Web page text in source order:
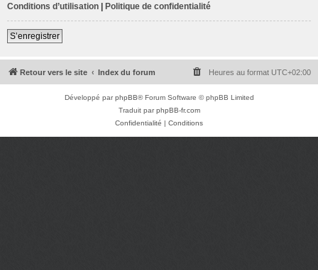
Conditions d’utilisation | Politique de confidentialité
S’enregistrer
Retour vers le site Index du forum Heures au format UTC+02:00
Développé parphpBB® Forum Software © phpBB Limited
Traduit parphpBB-fr.com
Confidentialité | Conditions